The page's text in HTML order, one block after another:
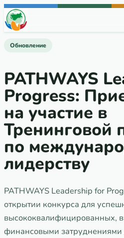
Перейти к содержимому
Обновление
PATHWAYS
Progress:
на участие в
Тренинговой
по
лидерству
PATHWAYS Leadership for
открытии конкурса для
высококвалифицированных,
финансовыми затруднениями